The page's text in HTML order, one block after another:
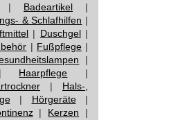
| Badeartikel |
& Schlafhilfen |
| Duschgel|
| Fußpflege|
|
Haarpflege |
| Hals-,
| Hörgeräte|
| Kerzen |